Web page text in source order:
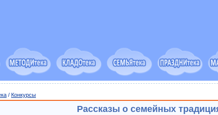
/ Конкурсы
Рассказы о семейных